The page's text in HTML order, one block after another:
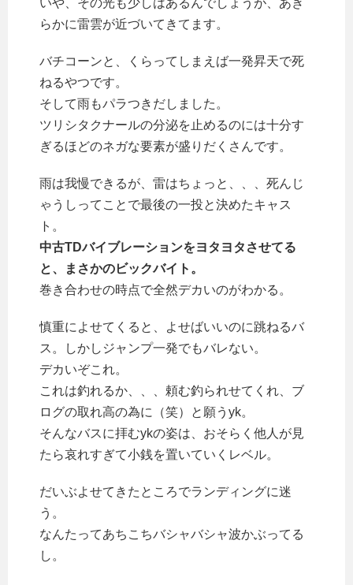
いや、その光も少しはあるんでしょうが、あき
らかに雷雲が近づいてきてます。
バチコーンと、くらってしまえば一発昇天で死
ねるやつです。
そして雨もパラつきだしました。
ツリシタクナールの分泌を止めるのには十分す
ぎるほどのネガな要素が盛りだくさんです。
雨は我慢できるが、雷はちょっと、、、死んじ
ゃうしってことで最後の一投と決めたキャス
ト。
中古TDバイブレーションをヨタヨタさせてる
と、まさかのビックバイト。
巻き合わせの時点で全然デカいのがわかる。
慎重によせてくると、よせばいいのに跳ねるバ
ス。しかしジャンプ一発でもバレない。
デカいぞこれ。
これは釣れるか、、、頼む釣られせてくれ、ブ
ログの取れ高の為に（笑）と願うyk。
そんなバスに拝むykの姿は、おそらく他人が見
たら哀れすぎて小銭を置いていくレベル。
だいぶよせてきたところでランディングに迷
う。
なんたってあちこちバシャバシャ波かぶってる
し。